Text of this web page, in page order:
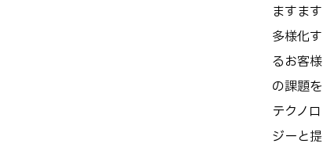
ますます
多様化す
るお客様
の課題を
テクノロ
ジーと提